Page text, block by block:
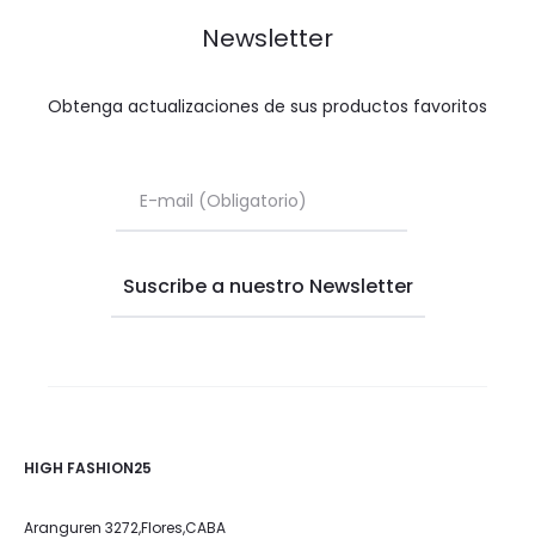
Newsletter
Obtenga actualizaciones de sus productos favoritos
HIGH FASHION25
Aranguren 3272,Flores,CABA